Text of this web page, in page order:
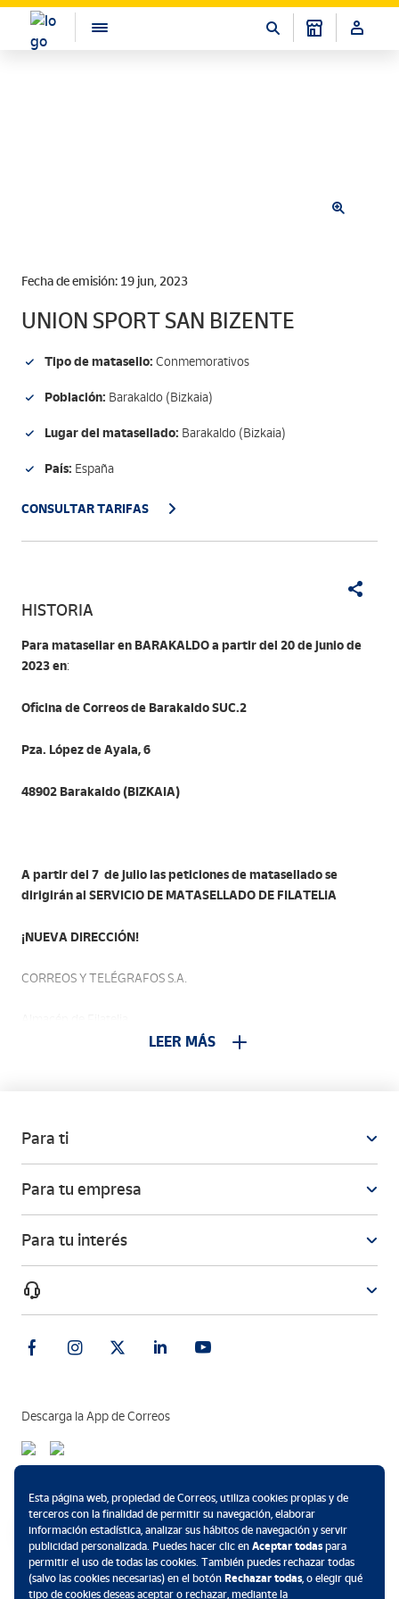
Fecha de emisión: 19 jun, 2023
UNION SPORT SAN BIZENTE
Tipo de matasello: Conmemorativos
Población: Barakaldo (Bizkaia)
Lugar del matasellado: Barakaldo (Bizkaia)
País: España
CONSULTAR TARIFAS
HISTORIA
Para matasellar en BARAKALDO a partir del 20 de junio de
2023 en:
Oficina de Correos de Barakaldo SUC.2
Pza. López de Ayala, 6
48902 Barakaldo (BIZKAIA)
A partir del 7 de julio las peticiones de matasellado se
dirigirán al SERVICIO DE MATASELLADO DE FILATELIA
¡NUEVA DIRECCIÓN!
CORREOS Y TELÉGRAFOS S.A.
LEER MÁS
Para ti
Para tu empresa
Para tu interés
Descarga la App de Correos
Esta página web, propiedad de Correos, utiliza cookies propias y de
terceros con la finalidad de permitir su navegación, elaborar
información estadística, analizar sus hábitos de navegación y servir
publicidad personalizada. Puedes hacer clic en Aceptar todaspara
permitir el uso de todas las cookies. También puedes rechazar todas
(salvo las cookies necesarias) en el botón Rechazar todas, o elegir qué
tipo de cookies deseas aceptar o rechazar, mediante la